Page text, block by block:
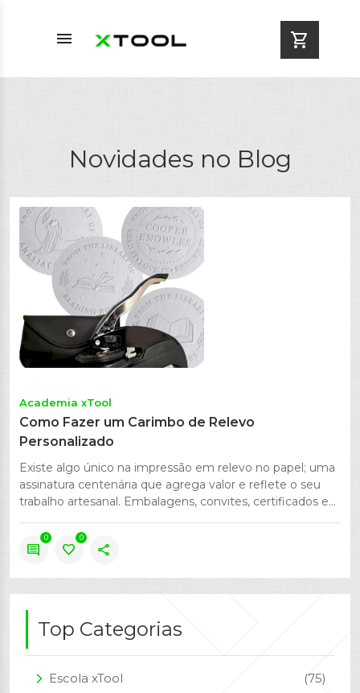
menu shopping_cart
Novidades no Blog
Academia xTool
Como Fazer um Carimbo de Relevo
Personalizado
Existe algo único na impressão em relevo no papel; uma
assinatura centenária que agrega valor e reflete o seu
trabalho artesanal. Embalagens, convites, certificados e...
comment
0
favorite
0
share
Top Categorias
arrow_forward_ios Escola xTool (75)